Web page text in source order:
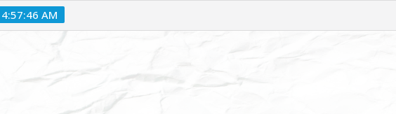
4:57:47 AM